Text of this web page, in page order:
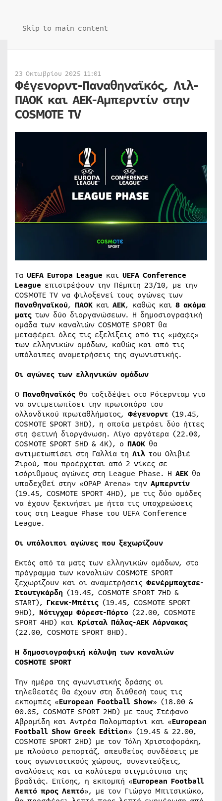
Skip to main content
23 Οκτωβρίου 2025 11:01
Φέγενορντ-Παναθηναϊκός, Λιλ-
ΠΑΟΚ και ΑΕΚ-Αμπερντίν στην
COSMOTE TV
Τα UEFA Europa League και UEFA Conference
League επιστρέφουν την Πέμπτη 23/10, με την
COSMOTE TV να φιλοξενεί τους αγώνες των
Παναθηναϊκού, ΠΑΟΚ και ΑΕΚ, καθώς και 8 ακόμα
ματς των δύο διοργανώσεων. Η δημοσιογραφική
ομάδα των καναλιών COSMOTE SPORT θα
μεταφέρει όλες τις εξελίξεις από τις «μάχες»
των ελληνικών ομάδων, καθώς και από τις
υπόλοιπες αναμετρήσεις της αγωνιστικής.
Οι αγώνες των ελληνικών ομάδων
Ο Παναθηναϊκός θα ταξιδέψει στο Ρότερνταμ για
να αντιμετωπίσει την πρωτοπόρο του
ολλανδικού πρωταθλήματος, Φέγενορντ (19.45,
COSMOTE SPORT 3HD), η οποία μετράει δύο ήττες
στη φετινή διοργάνωση. Λίγο αργότερα (22.00,
COSMOTE SPORT 5HD & 4K), ο ΠΑΟΚ θα
αντιμετωπίσει στη Γαλλία τη Λιλ του Ολιβιέ
Ζιρού, που προέρχεται από 2 νίκες σε
ισάριθμους αγώνες στη League Phase. Η ΑΕΚ θα
υποδεχθεί στην «OPAP Arena» την Αμπερντίν
(19.45, COSMOTE SPORT 4HD), με τις δύο ομάδες
να έχουν ξεκινήσει με ήττα τις υποχρεώσεις
τους στη League Phase του UEFA Conference
League.
Οι υπόλοιποι αγώνες που ξεχωρίζουν
Εκτός από τα ματς των ελληνικών ομάδων, στο
πρόγραμμα των καναλιών COSMOTE SPORT
ξεχωρίζουν και οι αναμετρήσεις Φενέρμπαχτσε-
Στουτγκάρδη (19.45, COSMOTE SPORT 7HD &
START), Γκενκ-Μπέτις (19.45, COSMOTE SPORT
9HD), Νότιγχαμ Φόρεστ-Πόρτο (22.00, COSMOTE
SPORT 4HD) και Kρίσταλ Πάλας-ΑΕΚ Λάρνακας
(22.00, COSMOTE SPORT 8HD).
Η δημοσιογραφική κάλυψη των καναλιών
COSMOTE SPORT
Την ημέρα της αγωνιστικής δράσης οι
τηλεθεατές θα έχουν στη διάθεσή τους τις
εκπομπές «European Football Show» (18.00 &
00.05, COSMOTE SPORT 2HD) με τους Στέφανο
Αβραμίδη και Αντρέα Παλομπαρίνι και «European
Football Show Greek Edition» (19.45 & 22.00,
COSMOTE SPORT 2HD) με τον Τόλη Χριστοφοράκη,
με πλούσιο ρεπορτάζ, απευθείας συνδέσεις με
τους αγωνιστικούς χώρους, συνεντεύξεις,
αναλύσεις και τα καλύτερα στιγμιότυπα της
βραδιάς. Επίσης, η εκπομπή «European Football
Λεπτό προς Λεπτό», με τον Γιώργο Μπιτσικώκο,